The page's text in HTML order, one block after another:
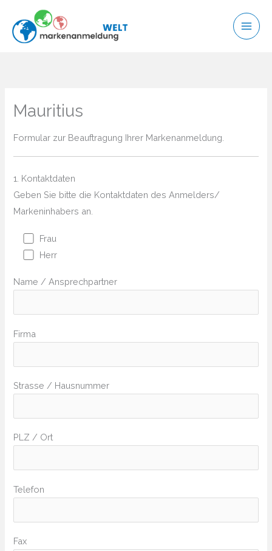
Inhalt
springen
Mauritius
Formular zur Beauftragung Ihrer Markenanmeldung.
1. Kontaktdaten
Geben Sie bitte die Kontaktdaten des Anmelders/
Markeninhabers an.
Frau
Herr
Name / Ansprechpartner
Firma
Strasse / Hausnummer
PLZ / Ort
Telefon
Fax